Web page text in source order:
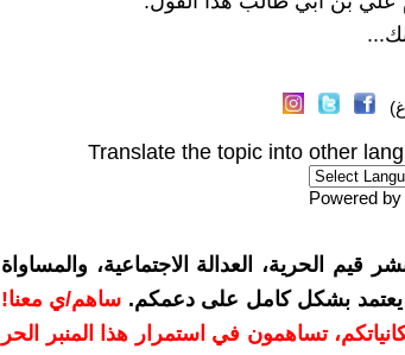
Translate the topic into other
Powered by
الحرية، العدالة الاجتماعية، والمساواة
يعتمد بشكل كامل على دعمكم. ساهم/ي معنا!
حسب إمكانياتكم، تساهمون في استمرار هذا المنبر الحر